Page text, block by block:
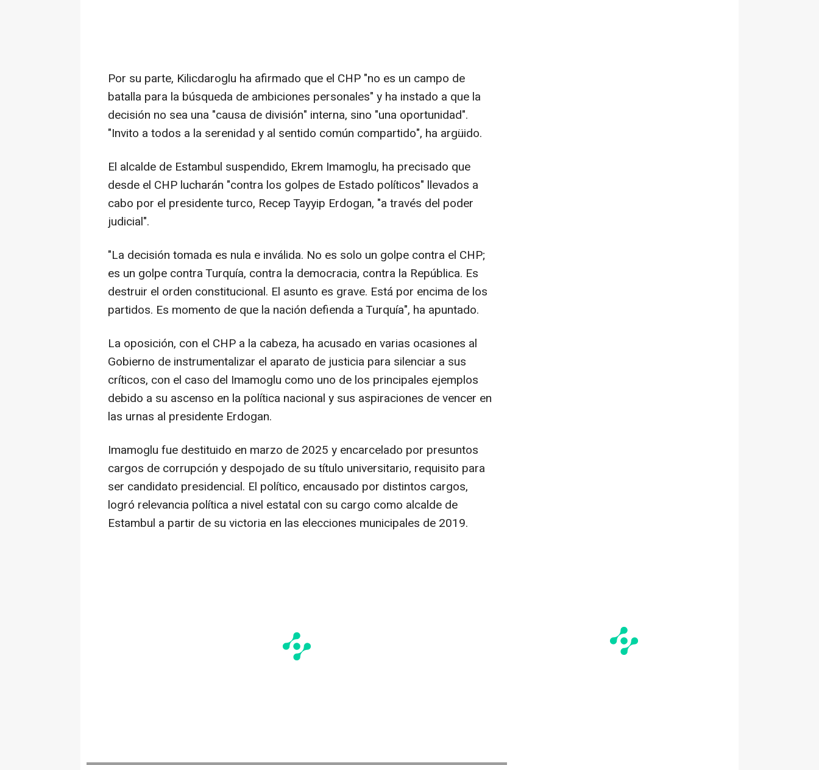
Por su parte, Kilicdaroglu ha afirmado que el CHP "no es un campo de
batalla para la búsqueda de ambiciones personales" y ha instado a que la
decisión no sea una "causa de división" interna, sino "una oportunidad".
"Invito a todos a la serenidad y al sentido común compartido", ha argüido.
El alcalde de Estambul suspendido, Ekrem Imamoglu, ha precisado que
desde el CHP lucharán "contra los golpes de Estado políticos" llevados a
cabo por el presidente turco, Recep Tayyip Erdogan, "a través del poder
judicial".
"La decisión tomada es nula e inválida. No es solo un golpe contra el CHP;
es un golpe contra Turquía, contra la democracia, contra la República. Es
destruir el orden constitucional. El asunto es grave. Está por encima de los
partidos. Es momento de que la nación defienda a Turquía", ha apuntado.
La oposición, con el CHP a la cabeza, ha acusado en varias ocasiones al
Gobierno de instrumentalizar el aparato de justicia para silenciar a sus
críticos, con el caso del Imamoglu como uno de los principales ejemplos
debido a su ascenso en la política nacional y sus aspiraciones de vencer en
las urnas al presidente Erdogan.
Imamoglu fue destituido en marzo de 2025 y encarcelado por presuntos
cargos de corrupción y despojado de su título universitario, requisito para
ser candidato presidencial. El político, encausado por distintos cargos,
logró relevancia política a nivel estatal con su cargo como alcalde de
Estambul a partir de su victoria en las elecciones municipales de 2019.